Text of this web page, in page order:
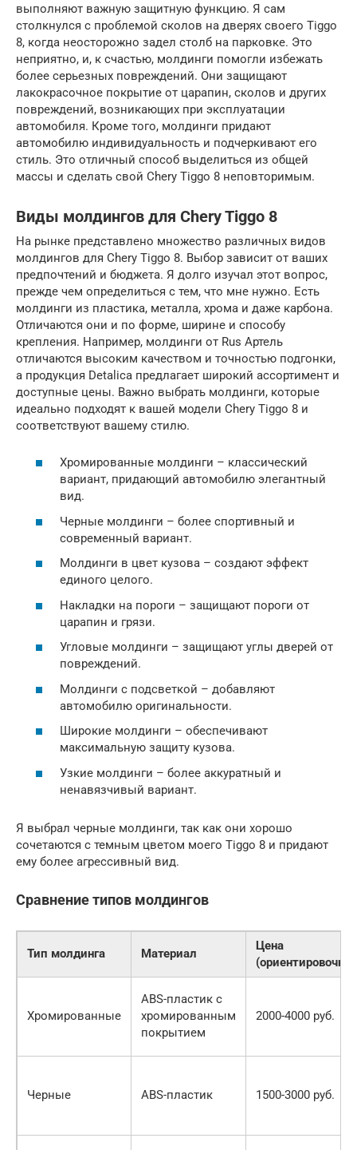
выполняют важную защитную функцию. Я сам
столкнулся с проблемой сколов на дверях своего Tiggo
8, когда неосторожно задел столб на парковке. Это
неприятно, и, к счастью, молдинги помогли избежать
более серьезных повреждений. Они защищают
лакокрасочное покрытие от царапин, сколов и других
повреждений, возникающих при эксплуатации
автомобиля. Кроме того, молдинги придают
автомобилю индивидуальность и подчеркивают его
стиль. Это отличный способ выделиться из общей
массы и сделать свой Chery Tiggo 8 неповторимым.
Виды молдингов для Chery Tiggo 8
На рынке представлено множество различных видов
молдингов для Chery Tiggo 8. Выбор зависит от ваших
предпочтений и бюджета. Я долго изучал этот вопрос,
прежде чем определиться с тем, что мне нужно. Есть
молдинги из пластика, металла, хрома и даже карбона.
Отличаются они и по форме, ширине и способу
крепления. Например, молдинги от Rus Артель
отличаются высоким качеством и точностью подгонки,
а продукция Detalica предлагает широкий ассортимент и
доступные цены. Важно выбрать молдинги, которые
идеально подходят к вашей модели Chery Tiggo 8 и
соответствуют вашему стилю.
Хромированные молдинги – классический
вариант, придающий автомобилю элегантный
вид.
Черные молдинги – более спортивный и
современный вариант.
Молдинги в цвет кузова – создают эффект
единого целого.
Накладки на пороги – защищают пороги от
царапин и грязи.
Угловые молдинги – защищают углы дверей от
повреждений.
Молдинги с подсветкой – добавляют
автомобилю оригинальности.
Широкие молдинги – обеспечивают
максимальную защиту кузова.
Узкие молдинги – более аккуратный и
ненавязчивый вариант.
Я выбрал черные молдинги, так как они хорошо
сочетаются с темным цветом моего Tiggo 8 и придают
ему более агрессивный вид.
Сравнение типов молдингов
Тип молдинга Материал
Цена
(ориентировочно)
Хромированные
ABS-пластик с
хромированным
покрытием
2000-4000 руб.
Черные ABS-пластик 1500-3000 руб.